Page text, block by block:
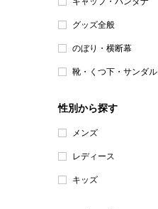
グッズ全般
のぼり・横断幕
靴・くつ下・サンダル
性別から探す
メンズ
レディース
キッズ